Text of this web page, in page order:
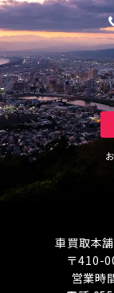
車買取本
〒410-
営業